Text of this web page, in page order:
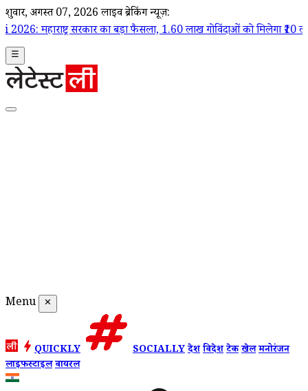
शुक्रवार, अगस्त 07, 2026 लाइव ब्रेकिंग न्यूज़:
का बड़ा फैसला, 1.60 लाख गोविंदाओं को मिलेगा ₹10 लाख का बीमा कवर
☰
Menu ✕
QUICKLY SOCIALLYदेशविदेशटेकखेलमनोरंजन
लाइफस्टाइलवायरल